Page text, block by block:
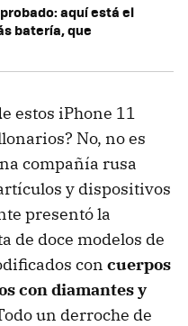
aquí está el
batería, que
estos iPhone 11
No, no es
compañía rusa
y dispositivos
presentó la
de doce modelos de
con cuerpos
con diamantes y
un derroche de